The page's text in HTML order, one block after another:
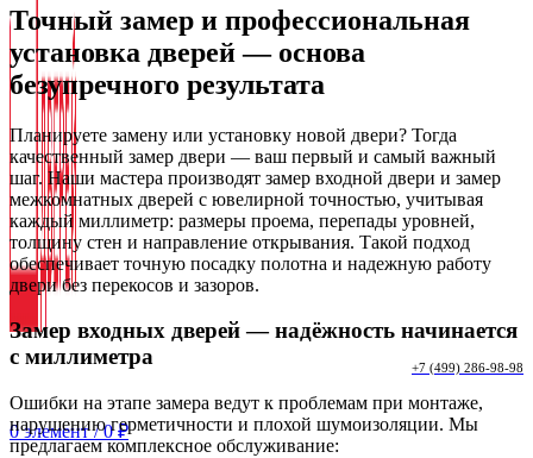
+7 (499) 286-98-98
0элемент / 0₽
Точный замер и профессиональная
установка дверей — основа
безупречного результата
Планируете замену или установку новой двери? Тогда
качественный замер двери — ваш первый и самый важный
шаг. Наши мастера производят замер входной двери и замер
межкомнатных дверей с ювелирной точностью, учитывая
каждый миллиметр: размеры проема, перепады уровней,
толщину стен и направление открывания. Такой подход
обеспечивает точную посадку полотна и надежную работу
двери без перекосов и зазоров.
Замер входных дверей — надёжность начинается
с миллиметра
Ошибки на этапе замера ведут к проблемам при монтаже,
нарушению герметичности и плохой шумоизоляции. Мы
предлагаем комплексное обслуживание: